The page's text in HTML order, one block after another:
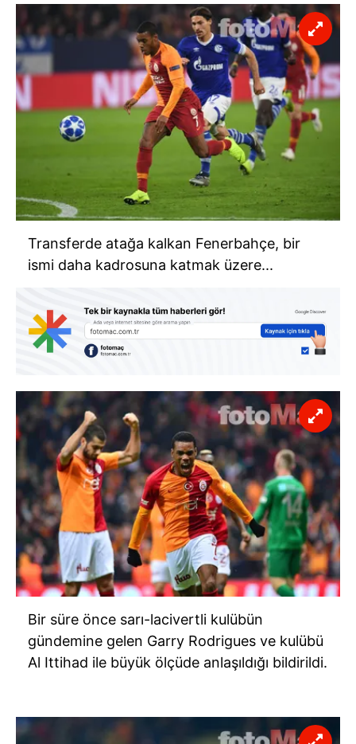
Transferde atağa kalkan Fenerbahçe, bir
ismi daha kadrosuna katmak üzere...
Bir süre önce sarı-lacivertli kulübün
gündemine gelen Garry Rodrigues ve kulübü
Al Ittihad ile büyük ölçüde anlaşıldığı bildirildi.